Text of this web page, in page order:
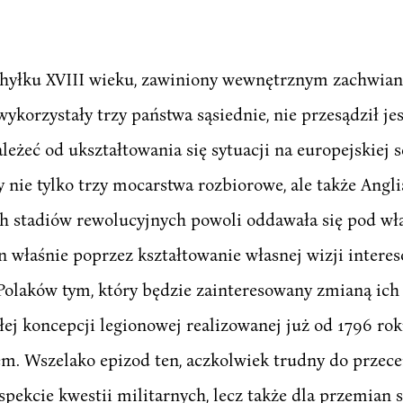
XVIII wieku, zawiniony wewnętrznym
trzy państwa sąsiednie, nie przesądził
od ukształtowania się sytuacji na europejskiej
nie tylko trzy mocarstwa rozbiorowe, ale także
stadiów rewolucyjnych powoli oddawała się pod
właśnie poprzez kształtowanie własnej wizji
tym, który będzie zainteresowany zmianą
koncepcji legionowej realizowanej już od 1796
Wszelako epizod ten, aczkolwiek trudny do
kwestii militarnych, lecz także dla przemian